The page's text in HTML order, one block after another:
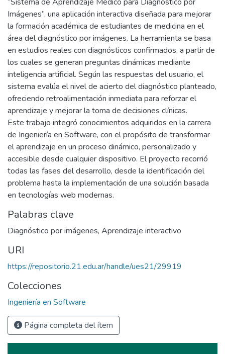
Imágenes”, una aplicación interactiva diseñada para mejorar
la formación académica de estudiantes de medicina en el
área del diagnóstico por imágenes. La herramienta se basa
en estudios reales con diagnósticos confirmados, a partir de
los cuales se generan preguntas dinámicas mediante
inteligencia artificial. Según las respuestas del usuario, el
sistema evalúa el nivel de acierto del diagnóstico planteado,
ofreciendo retroalimentación inmediata para reforzar el
aprendizaje y mejorar la toma de decisiones clínicas.
Este trabajo integró conocimientos adquiridos en la carrera
de Ingeniería en Software, con el propósito de transformar
el aprendizaje en un proceso dinámico, personalizado y
accesible desde cualquier dispositivo. El proyecto recorrió
todas las fases del desarrollo, desde la identificación del
problema hasta la implementación de una solución basada
en tecnologías web modernas.
Palabras clave
Diagnóstico por imágenes, Aprendizaje interactivo
URI
https://repositorio.21.edu.ar/handle/ues21/29919
Colecciones
Ingeniería en Software
Página completa del ítem